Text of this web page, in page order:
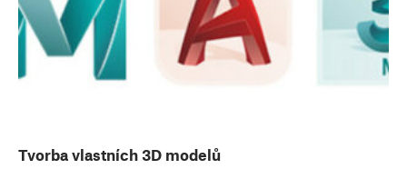
Tvorba vlastních 3D modelů